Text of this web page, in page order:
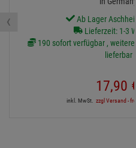
Ab Lager
Lieferzeit: 1-3
190 sofort verfügbar , weitere
lieferbar
17,90 €
inkl. MwSt. zzgl Versand -
‹